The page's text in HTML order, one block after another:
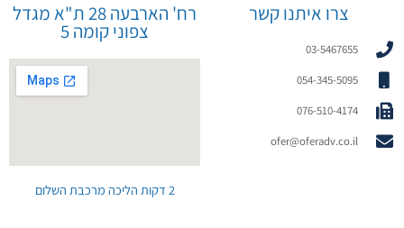
צרו איתנו קשר
03-5467655
054-345-5095
076-510-4174
ofer@oferadv.co.il
רח' הארבעה 28 ת"א מגדל
צפוני קומה 5
2 דקות הליכה מרכבת השלום